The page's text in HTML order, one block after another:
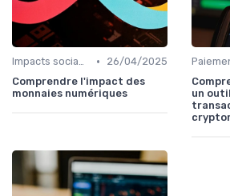
Impacts sociaux et économiques •
26/04/2025
Comprendre l'impact des
monnaies numériques
un